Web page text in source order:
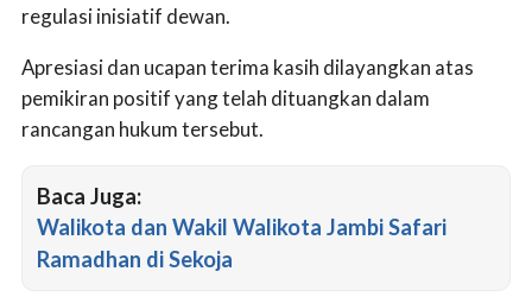
regulasi inisiatif dewan.
Apresiasi dan ucapan terima kasih dilayangkan atas
pemikiran positif yang telah dituangkan dalam
rancangan hukum tersebut.
Baca Juga:
Walikota dan Wakil Walikota Jambi Safari
Ramadhan di Sekoja